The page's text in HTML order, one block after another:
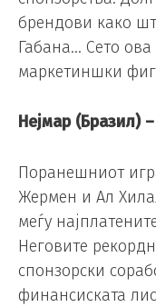
брендови како
Габана… Сето
маркетиншки
Нејмар (Бразил)
Поранешниот
Жермен и Ал
меѓу
Неговите
спонзорски
финансиската